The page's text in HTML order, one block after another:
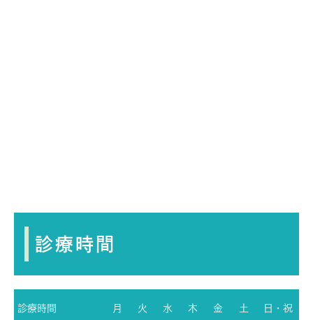
診療時間
診療時間 月 火 水 木 金 土 日・祝